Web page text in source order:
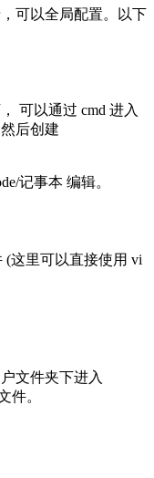
，可以全局配置。以下
可以通过 cmd 进入
后创建
记事本 编辑。
(这里可以直接使用 vi
文件夹下进入
件。